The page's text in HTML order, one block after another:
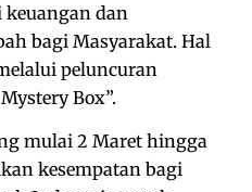
dan
bagi Masyarakat. Hal
peluncuran
Box”.
mulai 2 Maret hingga
kesempatan bagi